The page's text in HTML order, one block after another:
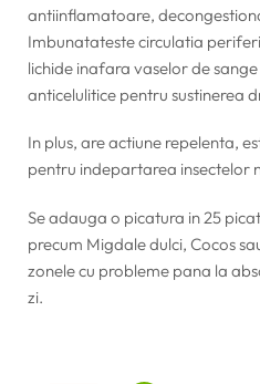
antiinflamatoare,
Imbunatateste circulatia
lichide inafara vaselor de
anticelulitice pentru sustinerea
In plus, are actiune repelenta,
pentru indepartarea insectelor
Se adauga o picatura in 25
precum Migdale dulci, Cocos
zonele cu probleme pana la
zi.